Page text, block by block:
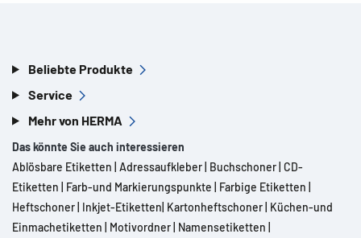
Beliebte Produkte
Service
Mehr von HERMA
Das könnte Sie auch interessieren
Ablösbare Etiketten Adressaufkleber Buchschoner CD-
Etiketten
Farb-und Markierungspunkte Farbige Etiketten
Heftschoner Inkjet-Etiketten Kartonheftschoner Küchen-und
Einmachetiketten
Motivordner Namensetiketten